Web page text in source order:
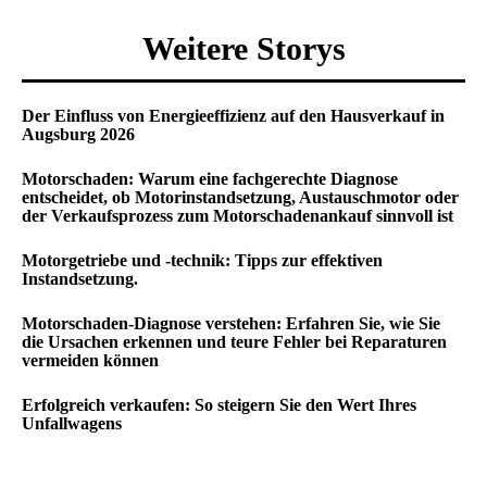
Weitere Storys
Der Einfluss von Energieeffizienz auf den Hausverkauf in
Augsburg 2026
Motorschaden: Warum eine fachgerechte Diagnose
entscheidet, ob Motorinstandsetzung, Austauschmotor oder
der Verkaufsprozess zum Motorschadenankauf sinnvoll ist
Motorgetriebe und -technik: Tipps zur effektiven
Instandsetzung.
Motorschaden-Diagnose verstehen: Erfahren Sie, wie Sie
die Ursachen erkennen und teure Fehler bei Reparaturen
vermeiden können
Erfolgreich verkaufen: So steigern Sie den Wert Ihres
Unfallwagens